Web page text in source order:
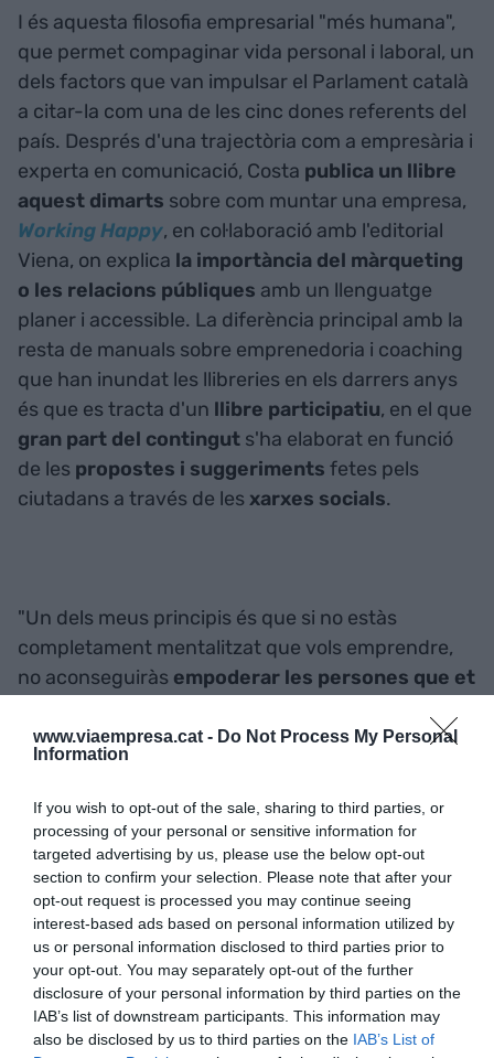
www.viaempresa.cat - Do Not Process My Personal
Information
If you wish to opt-out of the sale, sharing to third parties, or
processing of your personal or sensitive information for
targeted advertising by us, please use the below opt-out
section to confirm your selection. Please note that after your
opt-out request is processed you may continue seeing
interest-based ads based on personal information utilized by
us or personal information disclosed to third parties prior to
your opt-out. You may separately opt-out of the further
disclosure of your personal information by third parties on the
IAB’s list of downstream participants. This information may
also be disclosed by us to third parties on the IAB’s List of
I és aquesta filosofia empresarial "més humana",
que permet compaginar vida personal i laboral, un
dels factors que van impulsar el Parlament català
a citar-la com una de les cinc dones referents del
país. Després d'una trajectòria com a empresària i
experta en comunicació, Costa publica un llibre
aquest dimarts sobre com muntar una empresa,
Working Happy, en col·laboració amb l'editorial
Viena, on explica la importància del màrqueting
o les relacions públiques amb un llenguatge
planer i accessible. La diferència principal amb la
resta de manuals sobre emprenedoria i coaching
que han inundat les llibreries en els darrers anys
és que es tracta d'un llibre participatiu, en el que
gran part del contingut s'ha elaborat en funció
de les propostes i suggeriments fetes pels
ciutadans a través de lesxarxes socials.
"Un dels meus principis és que si no estàs
completament mentalitzat que vols emprendre,
no aconseguiràs empoderar les persones que et
feina d'empresària amb la docència a la
Universitat
Segons la Txell, abans de muntar una empresa cal
conèixer-se molt bé a un mateix, perquè
emprendre implica un cost molt alt: "Emocional,
de diners, de qualitat de vida... Has de tenir molt
clar fins a on estàs disposat a sacrificar", comenta.
I afegeix: "No tothom és emprenedor, i no passa
res. Hi ha gent que no pot viure sense horaris, per
exemple", comenta.